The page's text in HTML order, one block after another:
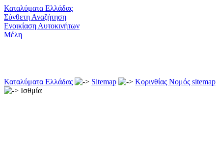
Καταλύματα Ελλάδας
Σύνθετη Αναζήτηση
Ενοικίαση Αυτοκινήτων
Μέλη
Καταλύματα Ελλάδας Sitemap
Κορινθίας Νομός sitemap
Ισθμία